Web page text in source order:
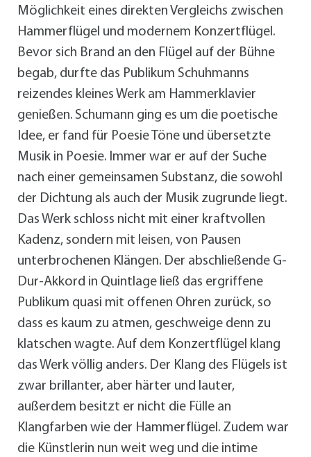
Möglichkeit eines direkten Vergleichs zwischen
Hammerflügel und modernem Konzertflügel.
Bevor sich Brand an den Flügel auf der Bühne
begab, durfte das Publikum Schuhmanns
reizendes kleines Werk am Hammerklavier
genießen. Schumann ging es um die poetische
Idee, er fand für Poesie Töne und übersetzte
Musik in Poesie. Immer war er auf der Suche
nach einer gemeinsamen Substanz, die sowohl
der Dichtung als auch der Musik zugrunde liegt.
Das Werk schloss nicht mit einer kraftvollen
Kadenz, sondern mit leisen, von Pausen
unterbrochenen Klängen. Der abschließende G-
Dur-Akkord in Quintlage ließ das ergriffene
Publikum quasi mit offenen Ohren zurück, so
dass es kaum zu atmen, geschweige denn zu
klatschen wagte. Auf dem Konzertflügel klang
das Werk völlig anders. Der Klang des Flügels ist
zwar brillanter, aber härter und lauter,
außerdem besitzt er nicht die Fülle an
Klangfarben wie der Hammerflügel. Zudem war
die Künstlerin nun weit weg und die intime